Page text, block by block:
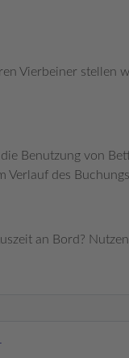
Vierbeiner stellen
Benutzung von
Verlauf des
an Bord?